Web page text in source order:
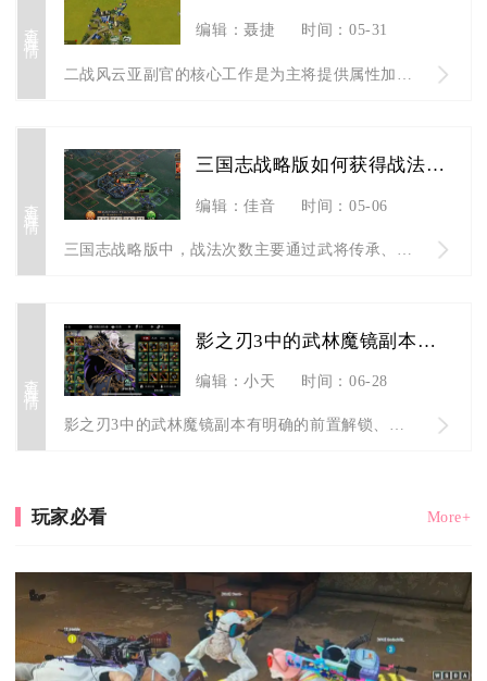
查看详情 编辑：聂捷 时间：05-31
三国志战略版如何获得战法次数呢
编辑：佳音 时间：05-06
查看详情
影之刃3中的武林魔镜副本是否有特殊要求
编辑：小天 时间：06-28
影之刃3中的武林魔镜副本有明确的前置解锁、入场道具、战力与机...
玩家必看 More+